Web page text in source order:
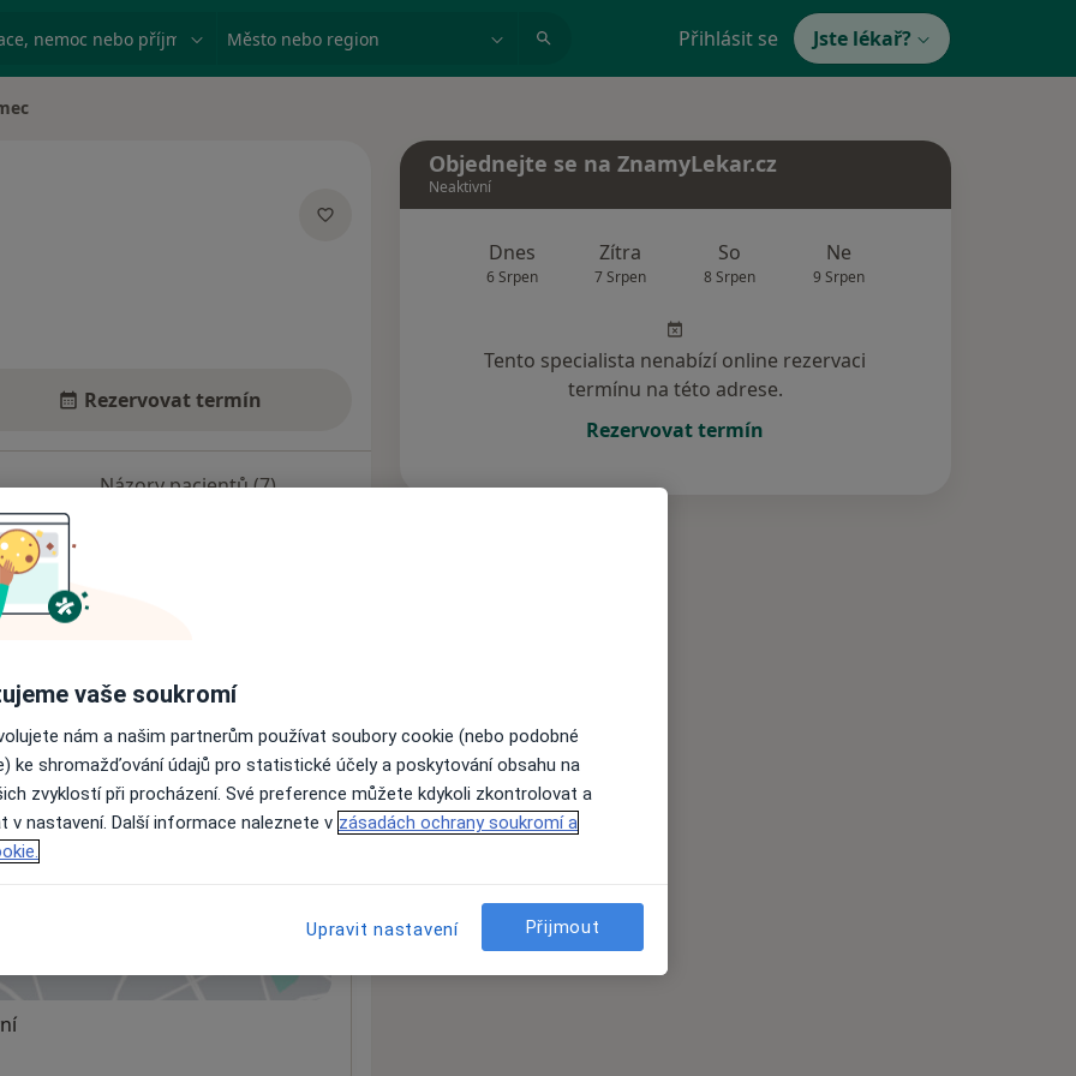
nemoc nebo příjmení Město nebo region Přihlásit se Jste lékař?
Rezervovat termín
Názory pacientů (7)
nejsou k dispozici
informace o svých službách.
Objednejte se na ZnamyLekar.cz
Neaktivní
Dnes
6 Srpen
Zítra
7 Srpen
So
8 Srpen
Ne
9 Srpen
Tento specialista nenabízí online rezervaci
termínu na této adrese.
Rezervovat termín
vaše soukromí
nám a našim partnerům používat soubory cookie (nebo podobné
ke shromažďování údajů pro statistické účely a poskytování obsahu na
zvyklostí při procházení. Své preference můžete kdykoli zkontrolovat a
v nastavení. Další informace naleznete v zásadách ochrany soukromí a
Upravit nastavení Přijmout